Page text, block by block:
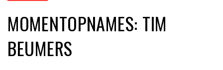
MOMENTOPNAMES: TIM
BEUMERS